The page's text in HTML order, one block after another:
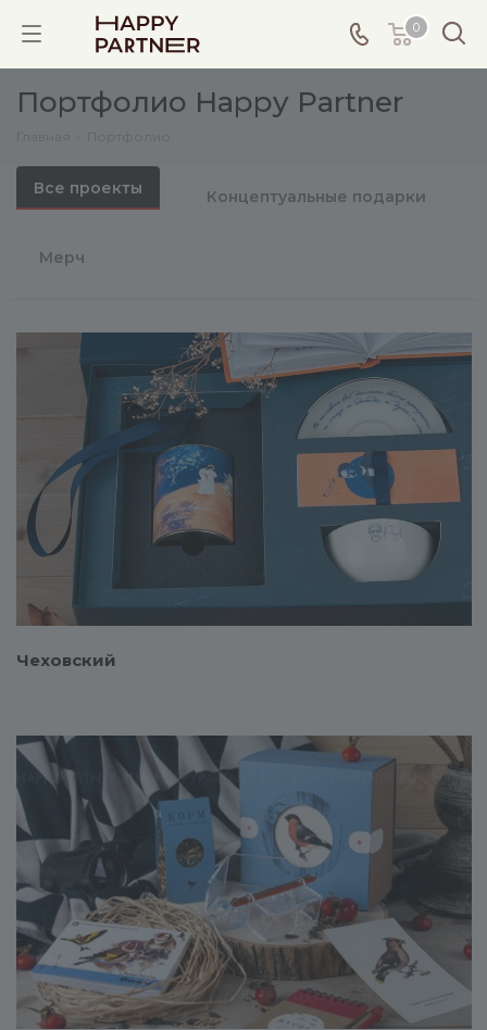
0
Портфолио Happy Partner
Все проекты Концептуальные подарки
Мерч
Смотреть проект
Чеховский
Смотреть проект